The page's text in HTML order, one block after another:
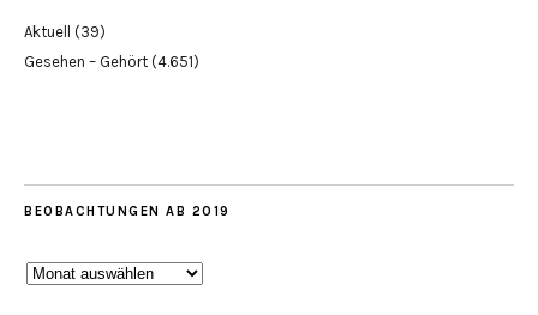
Aktuell (39)
Gesehen – Gehört (4.651)
BEOBACHTUNGEN AB 2019
Beobachtungen